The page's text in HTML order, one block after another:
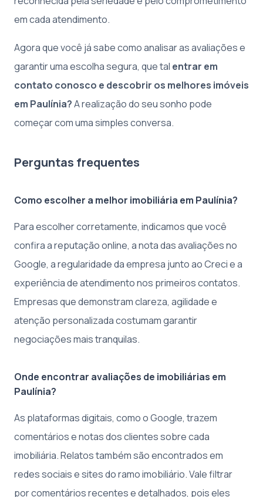
em cada atendimento.
Agora que você já sabe como analisar as avaliações e
garantir uma escolha segura, que tal entrar em
contato conosco e descobrir os melhores imóveis
em Paulínia?A realização do seu sonho pode
começar com uma simples conversa.
Perguntas frequentes
Como escolher a melhor imobiliária em Paulínia?
Para escolher corretamente, indicamos que você
confira a reputação online, a nota das avaliações no
Google, a regularidade da empresa junto ao Creci e a
experiência de atendimento nos primeiros contatos.
Empresas que demonstram clareza, agilidade e
atenção personalizada costumam garantir
negociações mais tranquilas.
Onde encontrar avaliações de imobiliárias em
Paulínia?
As plataformas digitais, como o Google, trazem
comentários e notas dos clientes sobre cada
imobiliária. Relatos também são encontrados em
redes sociais e sites do ramo imobiliário. Vale filtrar
por comentários recentes e detalhados, pois eles